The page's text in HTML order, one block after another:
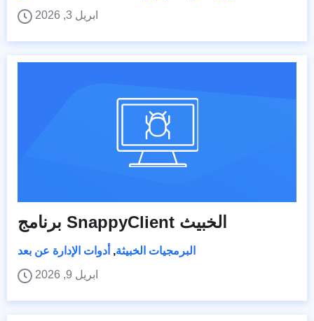
ابريل 3, 2026
برنامج SnappyClient الخبيث
البرمجيات الخبيثة, أدوات الإدارة عن بعد
ابريل 9, 2026